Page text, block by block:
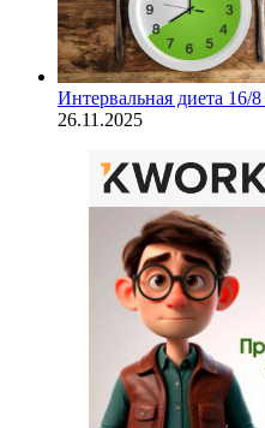
Интервальная диета
26.11.2025